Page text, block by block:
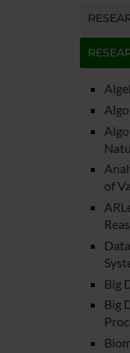
of
Big
Big